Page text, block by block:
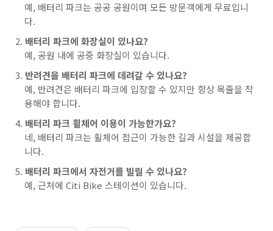
예, 배터리 파크는 공공 공원이며 모든 방문객에게 무료입니
다.
배터리 파크에 화장실이 있나요?
예, 공원 내에 공중 화장실이 있습니다.
반려견을 배터리 파크에 데려갈 수 있나요?
예, 반려견은 배터리 파크에 입장할 수 있지만 항상 목줄을 착
용해야 합니다.
배터리 파크 휠체어 이용이 가능한가요?
네, 배터리 파크는 휠체어 접근이 가능한 길과 시설을 제공합
니다.
배터리 파크에서 자전거를 빌릴 수 있나요?
예, 근처에 Citi Bike 스테이션이 있습니다.